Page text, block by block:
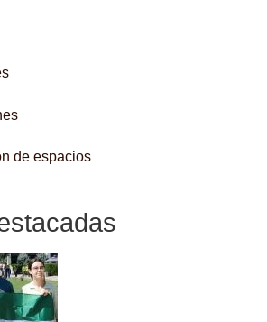
de espacios